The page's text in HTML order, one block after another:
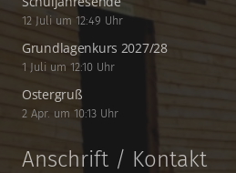
12 Juli um 12:49 Uhr
Grundlagenkurs 2027/28
1 Juli um 12:10 Uhr
Ostergruß
2 Apr. um 10:13 Uhr
Anschrift / Kontakt